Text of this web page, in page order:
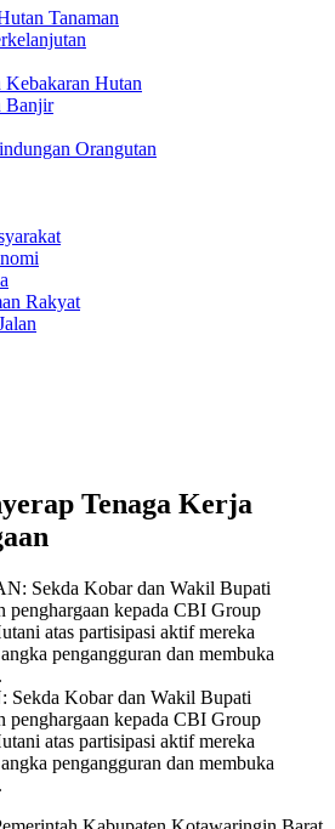
Tanaman
Kebakaran Hutan
Banjir
Orangutan
Rakyat
Tenaga Kerja
Kobar dan Wakil Bupati
penghargaan kepada CBI Group
atas partisipasi aktif mereka
pengangguran dan membuka